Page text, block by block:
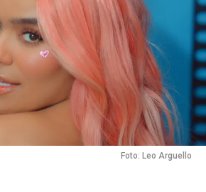
Foto: Leo Arguello